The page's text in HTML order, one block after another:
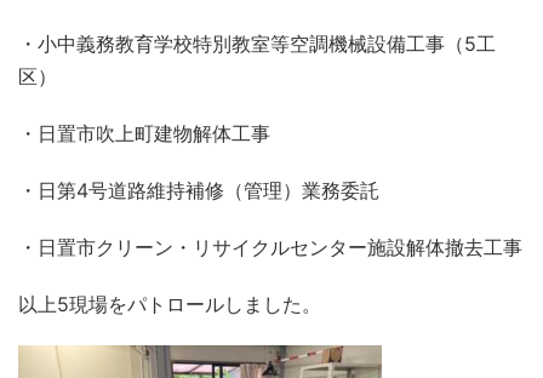
・小中義務教育学校特別教室等空調機械設備工事（5工
区）
・日置市吹上町建物解体工事
・日第4号道路維持補修（管理）業務委託
・日置市クリーン・リサイクルセンター施設解体撤去工事
以上5現場をパトロールしました。